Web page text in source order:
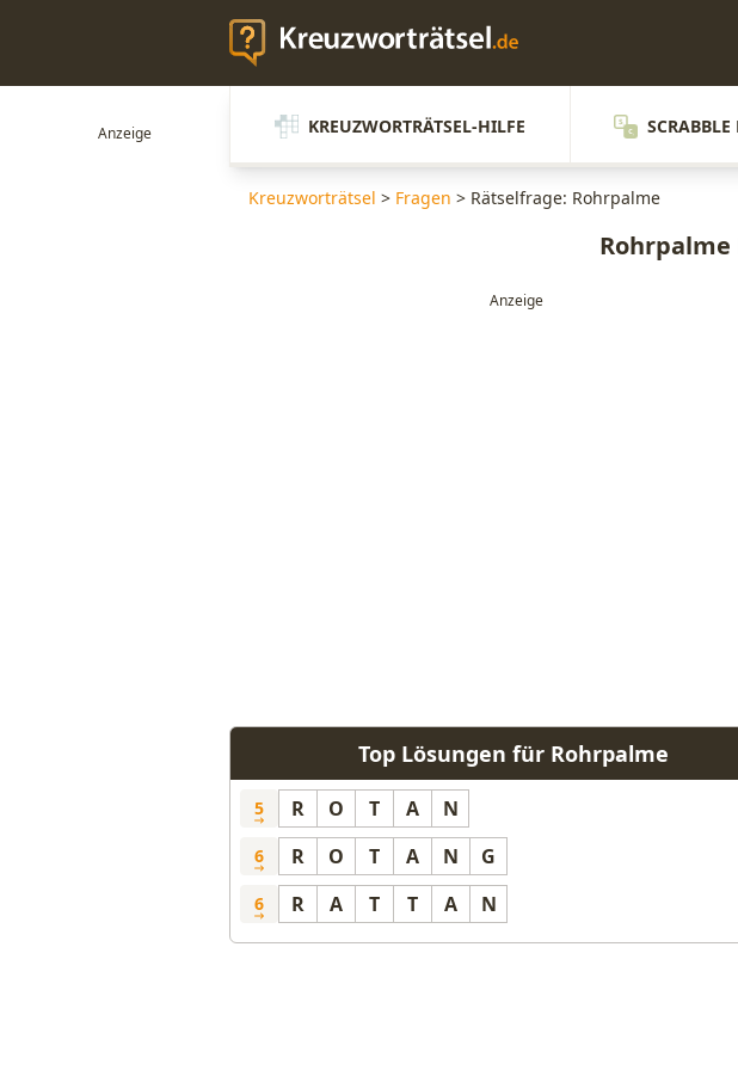
KREUZWORTRÄTSEL-HILFE SCRABBLE
Kreuzworträtsel > Fragen > Rätselfrage: Rohrpalme
Rohrpalme
Top Lösungen für Rohrpalme
5 R O T A N
6 R O T A N G
6 R A T T A N